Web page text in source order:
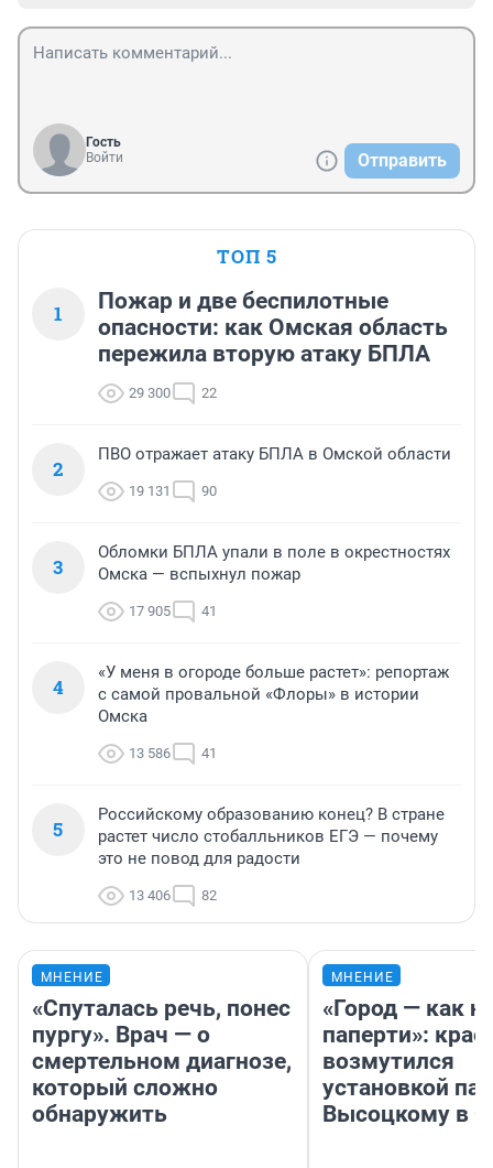
Гость
Войти
Отправить
ТОП 5
1
Пожар и две беспилотные
опасности: как Омская область
пережила вторую атаку БПЛА
29 300 22
2
ПВО отражает атаку БПЛА в Омской области
19 131 90
3
Обломки БПЛА упали в поле в окрестностях
Омска — вспыхнул пожар
17 905 41
4
«У меня в огороде больше растет»: репортаж
с самой провальной «Флоры» в истории
Омска
13 586 41
5
Российскому образованию конец? В стране
растет число стобалльников ЕГЭ — почему
это не повод для радости
13 406 82
МНЕНИЕ
«Спуталась речь, понес
пургу». Врач — о
смертельном диагнозе,
который сложно
обнаружить
МНЕНИЕ
«Город — как
паперти»:
возмутился
установкой
Высоцкому в